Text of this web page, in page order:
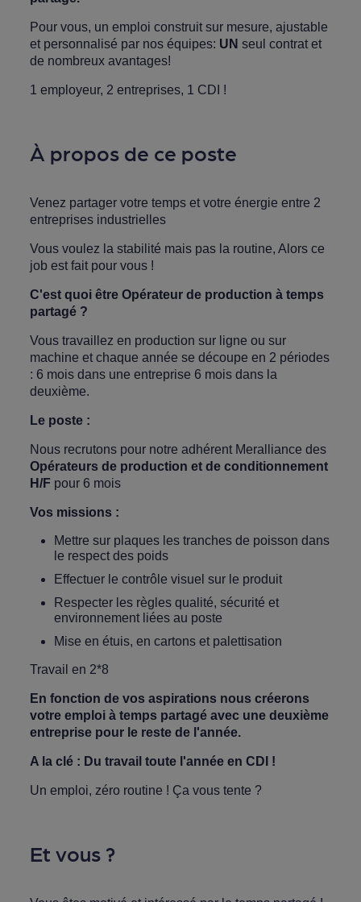
Pour vous, un emploi construit sur mesure, ajustable
et personnalisé par nos équipes: UN seul contrat et
de nombreux avantages!
1 employeur, 2 entreprises, 1 CDI !
À propos de ce poste
Venez partager votre temps et votre énergie entre 2
entreprises industrielles
Vous voulez la stabilité mais pas la routine, Alors ce
job est fait pour vous !
C'est quoi être Opérateur de production à temps
partagé ?
Vous travaillez en production sur ligne ou sur
machine et chaque année se découpe en 2 périodes
: 6 mois dans une entreprise 6 mois dans la
deuxième.
Le poste :
Nous recrutons pour notre adhérent Meralliance des
Opérateurs de production et de conditionnement
H/F pour 6 mois
Vos missions :
Mettre sur plaques les tranches de poisson dans
le respect des poids
Effectuer le contrôle visuel sur le produit
Respecter les règles qualité, sécurité et
environnement liées au poste
Mise en étuis, en cartons et palettisation
Travail en 2*8
En fonction de vos aspirations nous créerons
votre emploi à temps partagé avec une deuxième
entreprise pour le reste de l'année.
A la clé : Du travail toute l'année en CDI !
Un emploi, zéro routine ! Ça vous tente ?
Et vous ?